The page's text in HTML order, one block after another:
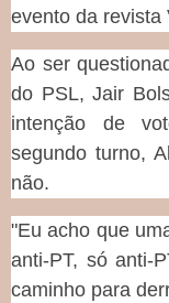
evento da revista
Ao ser
do PSL, Jair
intenção de
segundo turno,
não.
"Eu acho que
anti-PT, só anti-
caminho para